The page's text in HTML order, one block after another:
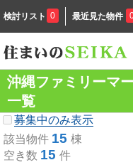
検討リスト 0 最近見た物件
沖縄ファミリーマ
一覧
募集中のみ表示
該当物件 15 棟
空き数 15 件